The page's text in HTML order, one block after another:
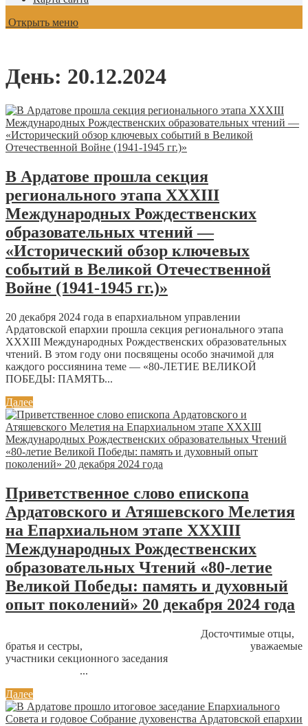
Открыть меню
День: 20.12.2024
В Ардатове прошла секция
регионального этапа XXXIII
Международных Рождественских
образовательных чтений —
«Исторический обзор ключевых
событий в Великой Отечественной
Войне (1941-1945 гг.)»
20 декабря 2024 года в епархиальном управлении
Ардатовской епархии прошла секция регионального этапа
XXXIII Международных Рождественских образовательных
чтений. В этом году они посвящены особо значимой для
каждого россиянина теме — «80-ЛЕТИЕ ВЕЛИКОЙ
ПОБЕДЫ: ПАМЯТЬ...
Далее
Приветственное слово епископа
Ардатовского и Атяшевского Мелетия
на Епархиальном этапе XXXIII
Международных Рождественских
образовательных Чтений «80-летие
Великой Победы: память и духовный
опыт поколений» 20 декабря 2024 года
Досточтимые отцы,
братья и сестры, уважаемые
участники секционного заседания
...
Далее